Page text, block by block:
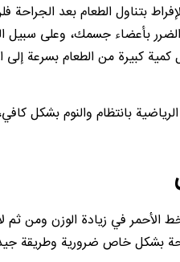
بتناول الطعام بعد الجراحة
بأعضاء جسمك، وعلى سبيل
كبيرة من الطعام بسرعة إلى
بانتظام والنوم بشكل
الأحمر في زيادة الوزن ومن ثم
بشكل خاص ضرورية وطريقة